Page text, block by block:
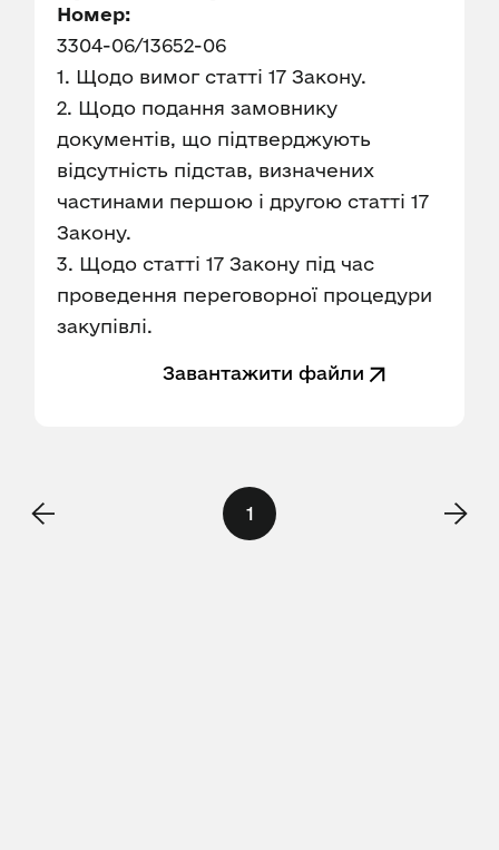
Номер:
3304-06/13652-06
1. Щодо вимог статті 17 Закону.
2. Щодо подання замовнику
документів, що підтверджують
відсутність підстав, визначених
частинами першою і другою статті 17
Закону.
3. Щодо статті 17 Закону під час
проведення переговорної процедури
закупівлі.
Завантажити файли
1